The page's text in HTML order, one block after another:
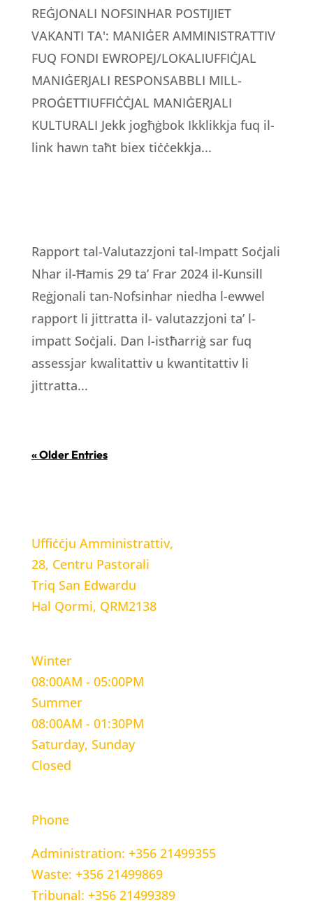
REĠJONALI NOFSINHAR POSTIJIET
VAKANTI TA': MANIĠER AMMINISTRATTIV
FUQ FONDI EWROPEJ/LOKALIUFFIĊJAL
MANIĠERJALI RESPONSABBLI MILL-
PROĠETTIUFFIĊĊJAL MANIĠERJALI
KULTURALI Jekk jogħġbok Ikklikkja fuq il-
link hawn taħt biex tiċċekkja...
Rapport tal-Valutazzjoni tal-Impatt Soċjali
Nhar il-Ħamis 29 ta’ Frar 2024 il-Kunsill
Reġjonali tan-Nofsinhar niedha l-ewwel
rapport li jittratta il- valutazzjoni ta’ l-
impatt Soċjali. Dan l-istħarriġ sar fuq
assessjar kwalitattiv u kwantitattiv li
jittratta...
« Older Entries
Uffiċċju Amministrattiv,
28, Centru Pastorali
Triq San Edwardu
Hal Qormi, QRM2138
Winter
08:00AM - 05:00PM
Summer
08:00AM - 01:30PM
Saturday, Sunday
Closed
Phone
Administration: +356 21499355
Waste: +356 21499869
Tribunal: +356 21499389